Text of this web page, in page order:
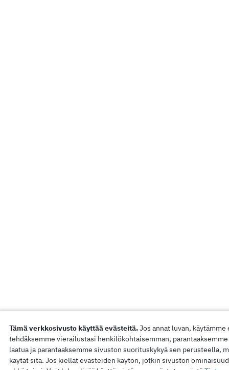
Tämä verkkosivusto käyttää evästeitä.Jos annat luvan, käytämme
tehdäksemme vierailustasi henkilökohtaisemman,
laatua ja parantaaksemme sivuston suorituskykyä sen perusteella,
käytät sitä. Jos kiellät evästeiden käytön, jotkin sivuston